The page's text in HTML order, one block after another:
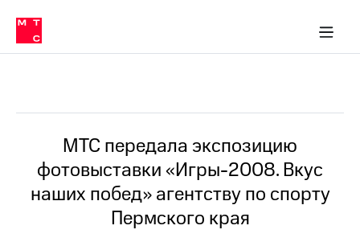
Медиа-центр
и акционерам
Устойчивое развитие
Комплаенс и деловая этика
компании
Карьера
История
компании
Руководство
в МТС
Пресс-
релизы
МТС
о технологиях
МТС передала экспозицию
фотовыставки «Игры-2008. Вкус
наших побед» агентству по спорту
Пермского края